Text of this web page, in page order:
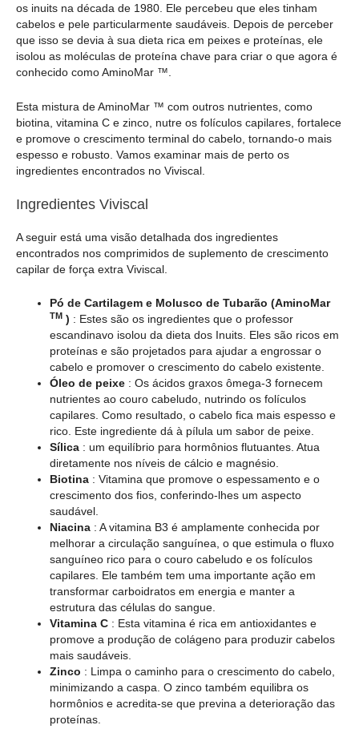
os inuits na década de 1980. Ele percebeu que eles tinham
cabelos e pele particularmente saudáveis. Depois de perceber
que isso se devia à sua dieta rica em peixes e proteínas, ele
isolou as moléculas de proteína chave para criar o que agora é
conhecido como AminoMar ™.
Esta mistura de AminoMar ™ com outros nutrientes, como
biotina, vitamina C e zinco, nutre os folículos capilares, fortalece
e promove o crescimento terminal do cabelo, tornando-o mais
espesso e robusto. Vamos examinar mais de perto os
ingredientes encontrados no Viviscal.
Ingredientes Viviscal
A seguir está uma visão detalhada dos ingredientes
encontrados nos comprimidos de suplemento de crescimento
capilar de força extra Viviscal.
Pó de Cartilagem e Molusco de Tubarão (AminoMar
TM ) : Estes são os ingredientes que o professor
escandinavo isolou da dieta dos Inuits. Eles são ricos em
proteínas e são projetados para ajudar a engrossar o
cabelo e promover o crescimento do cabelo existente.
Óleo de peixe : Os ácidos graxos ômega-3 fornecem
nutrientes ao couro cabeludo, nutrindo os folículos
capilares. Como resultado, o cabelo fica mais espesso e
rico. Este ingrediente dá à pílula um sabor de peixe.
Sílica : um equilíbrio para hormônios flutuantes. Atua
diretamente nos níveis de cálcio e magnésio.
Biotina : Vitamina que promove o espessamento e o
crescimento dos fios, conferindo-lhes um aspecto
saudável.
Niacina : A vitamina B3 é amplamente conhecida por
melhorar a circulação sanguínea, o que estimula o fluxo
sanguíneo rico para o couro cabeludo e os folículos
capilares. Ele também tem uma importante ação em
transformar carboidratos em energia e manter a
estrutura das células do sangue.
Vitamina C : Esta vitamina é rica em antioxidantes e
promove a produção de colágeno para produzir cabelos
mais saudáveis.
Zinco : Limpa o caminho para o crescimento do cabelo,
minimizando a caspa. O zinco também equilibra os
hormônios e acredita-se que previna a deterioração das
proteínas.